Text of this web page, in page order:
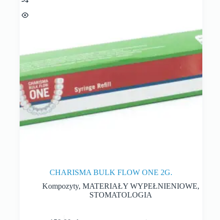
CHARISMA BULK FLOW ONE 2G.
Kompozyty,MATERIAŁY WYPEŁNIENIOWE,
STOMATOLOGIA